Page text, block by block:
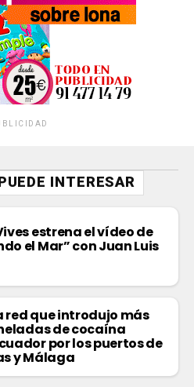
INTERESAR
estrena el vídeo de
el Mar” con Juan Luis
red que introdujo más
de cocaína
por los puertos de
y Málaga